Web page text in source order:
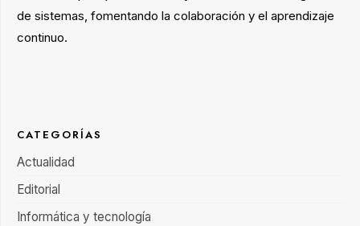
de sistemas, fomentando la colaboración y el aprendizaje
continuo.
CATEGORÍAS
Actualidad
Editorial
Informática y tecnología